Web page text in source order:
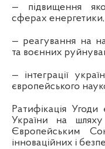
— підвищення
сферах енергетики,
— реагування на
та воєнних
— інтеграції
європейського
Ратифікація
України на шляху
Європейським
інноваційних і